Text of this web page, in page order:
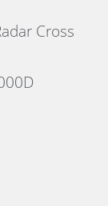
Cross